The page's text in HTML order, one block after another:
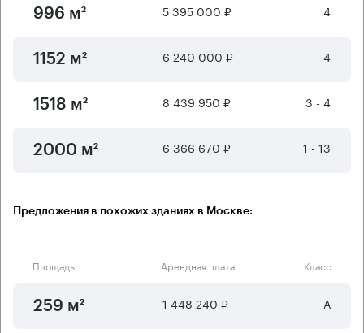
996 м² 5 395 000 ₽ 4
1152 м² 6 240 000 ₽ 4
1518 м² 8 439 950 ₽ 3 - 4
2000 м² 6 366 670 ₽ 1 - 13
Предложения в похожих зданиях в Москве:
Площадь Арендная плата Класс
259 м² 1 448 240 ₽ А